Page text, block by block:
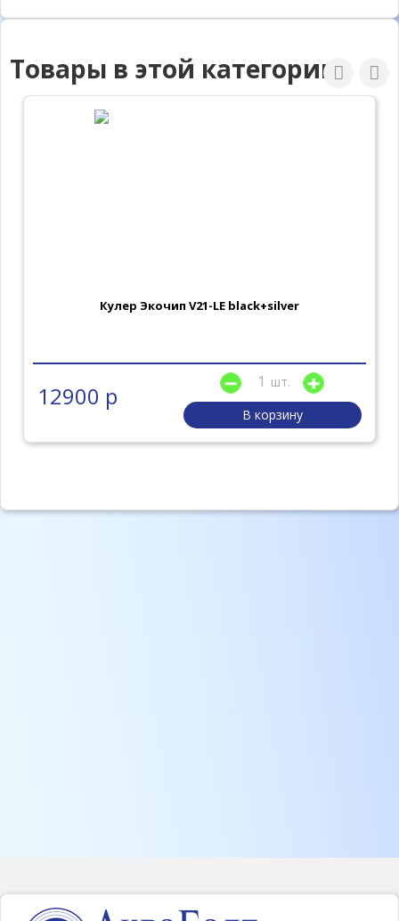
Товары в этой категории
Кулер Экочип V21-LE black+silver
12900 р
шт.
В корзину